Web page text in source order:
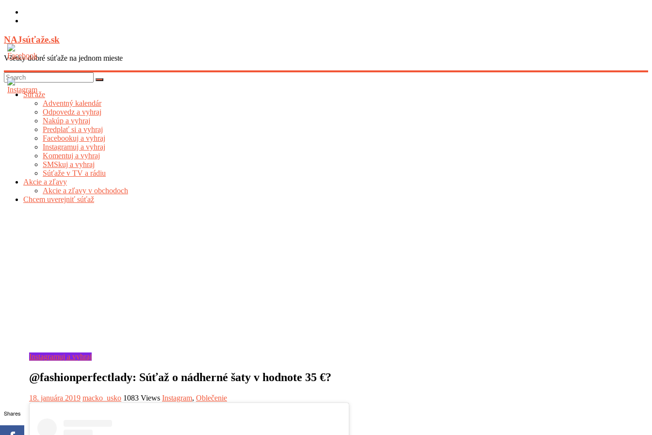
Skip
NAJsúťaže.sk
Všetky dobré súťaže na jednom mieste
Súťaže
Adventný kalendár
Odpovedz a vyhraj
Nakúp a vyhraj
Predplať si a vyhraj
Facebookuj a vyhraj
Instagramuj a vyhraj
Komentuj a vyhraj
SMSkuj a vyhraj
Súťaže v TV a rádiu
Akcie a zľavy
Akcie a zľavy v obchodoch
Chcem uverejniť súťaž
Shares
Instagramuj a vyhraj
@fashionperfectlady: Súťaž o nádherné šaty v hodnote 35 €?
18. januára 2019 macko_usko 1083 Views Instagram, Oblečenie